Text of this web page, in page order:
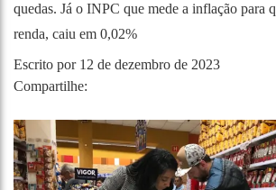
quedas. Já o INPC que mede a inflação para
renda, caiu em 0,02%
Escrito por 12 de dezembro de 2023
Compartilhe: